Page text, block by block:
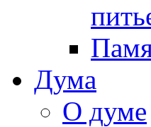
Дума
О думе